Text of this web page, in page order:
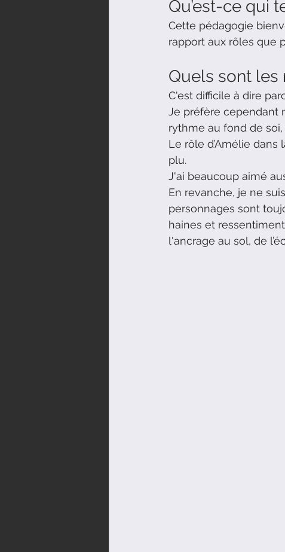
Qu’est-ce qui
Cette pédagogie
rapport aux rôles que
Quels sont les
C'est difficile à dire
Je préfère cependant
rythme au fond de
Le rôle d’Amélie dans
plu.
J'ai beaucoup aimé
En revanche, je ne
personnages sont
haines et
l'ancrage au sol, de